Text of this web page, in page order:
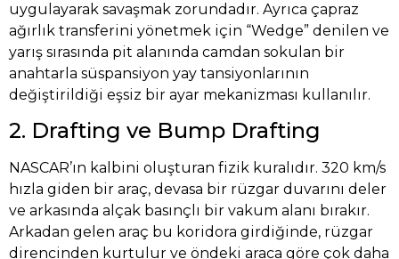
uygulayarak savaşmak zorundadır. Ayrıca çapraz
ağırlık transferini yönetmek için “Wedge” denilen ve
yarış sırasında pit alanında camdan sokulan bir
anahtarla süspansiyon yay tansiyonlarının
değiştirildiği eşsiz bir ayar mekanizması kullanılır.
2. Drafting ve Bump Drafting
NASCAR’ın kalbini oluşturan fizik kuralıdır. 320 km/s
hızla giden bir araç, devasa bir rüzgar duvarını deler
ve arkasında alçak basınçlı bir vakum alanı bırakır.
Arkadan gelen araç bu koridora girdiğinde, rüzgar
direncinden kurtulur ve öndeki araca göre çok daha